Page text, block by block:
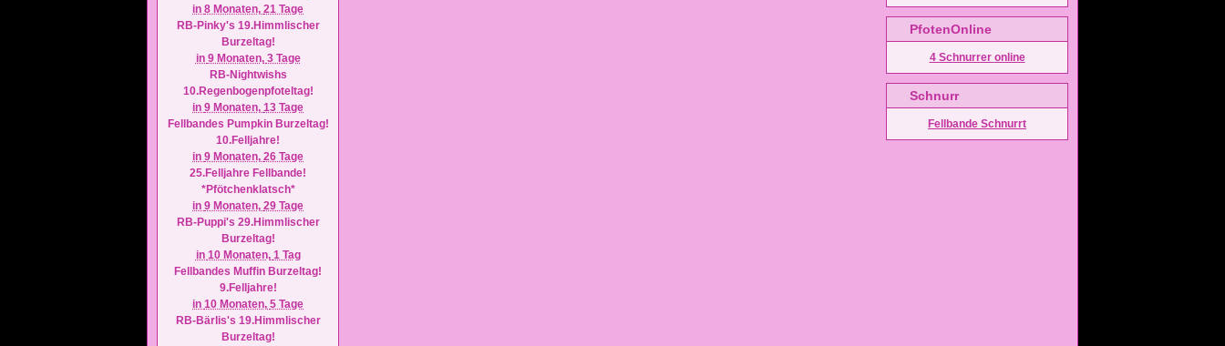
in 8 Monaten, 21 Tage
RB-Pinky's 19.Himmlischer
Burzeltag!
in 9 Monaten, 3 Tage
RB-Nightwishs
10.Regenbogenpfoteltag!
in 9 Monaten, 13 Tage
Fellbandes Pumpkin Burzeltag!
10.Felljahre!
in 9 Monaten, 26 Tage
25.Felljahre Fellbande!
*Pfötchenklatsch*
in 9 Monaten, 29 Tage
RB-Puppi's 29.Himmlischer
Burzeltag!
in 10 Monaten, 1 Tag
Fellbandes Muffin Burzeltag!
9.Felljahre!
in 10 Monaten, 5 Tage
RB-Bärlis's 19.Himmlischer
Burzeltag!
PfotenOnline
4 Schnurrer online
Schnurr
Fellbande Schnurrt